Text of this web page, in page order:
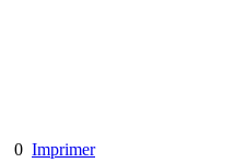
0 Imprimer